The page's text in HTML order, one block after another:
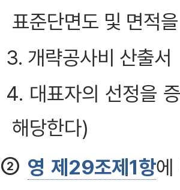
표준단면도 및 면적
3. 개략공사비 산출서
4. 대표자의 선정을
해당한다)
② 영 제29조제1항에